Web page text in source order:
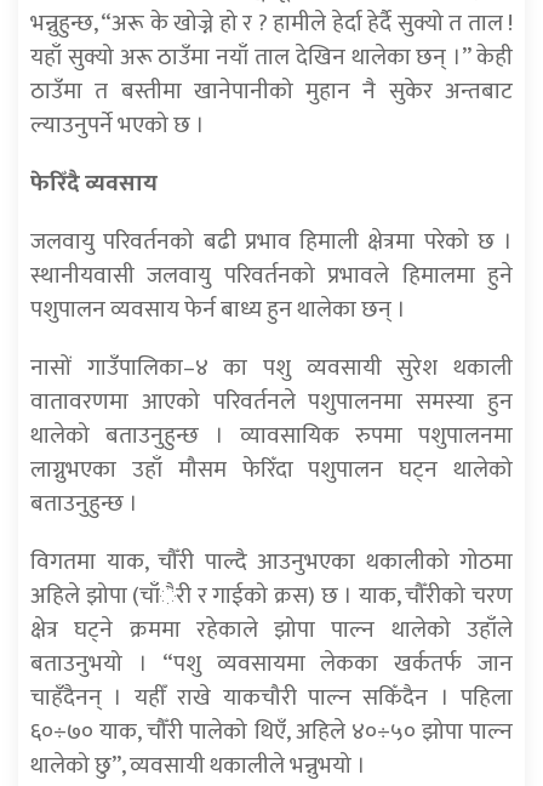
भन्नुहुन्छ, “अरू के खोज्ने हो र ? हामीले हेर्दा हेर्दै सुक्यो त ताल !
यहाँ सुक्यो अरू ठाउँमा नयाँ ताल देखिन थालेका छन् ।” केही
ठाउँमा त बस्तीमा खानेपानीको मुहान नै सुकेर अन्तबाट
ल्याउनुपर्ने भएको छ ।
फेरिँदै व्यवसाय
जलवायु परिवर्तनको बढी प्रभाव हिमाली क्षेत्रमा परेको छ ।
स्थानीयवासी जलवायु परिवर्तनको प्रभावले हिमालमा हुने
पशुपालन व्यवसाय फेर्न बाध्य हुन थालेका छन् ।
नासों गाउँपालिका–४ का पशु व्यवसायी सुरेश थकाली
वातावरणमा आएको परिवर्तनले पशुपालनमा समस्या हुन
थालेको बताउनुहुन्छ । व्यावसायिक रुपमा पशुपालनमा
लाग्नुभएका उहाँ मौसम फेरिँदा पशुपालन घट्न थालेको
बताउनुहुन्छ ।
विगतमा याक, चौँरी पाल्दै आउनुभएका थकालीको गोठमा
अहिले झोपा (चाँैरी र गाईको क्रस) छ । याक, चौँरीको चरण
क्षेत्र घट्ने क्रममा रहेकाले झोपा पाल्न थालेको उहाँले
बताउनुभयो । “पशु व्यवसायमा लेकका खर्कतर्फ जान
चाहँदैनन् । यहीँ राखे याकचौरी पाल्न सकिँदैन । पहिला
६०÷७० याक, चौँरी पालेको थिएँ, अहिले ४०÷५० झोपा पाल्न
थालेको छु”, व्यवसायी थकालीले भन्नुभयो ।